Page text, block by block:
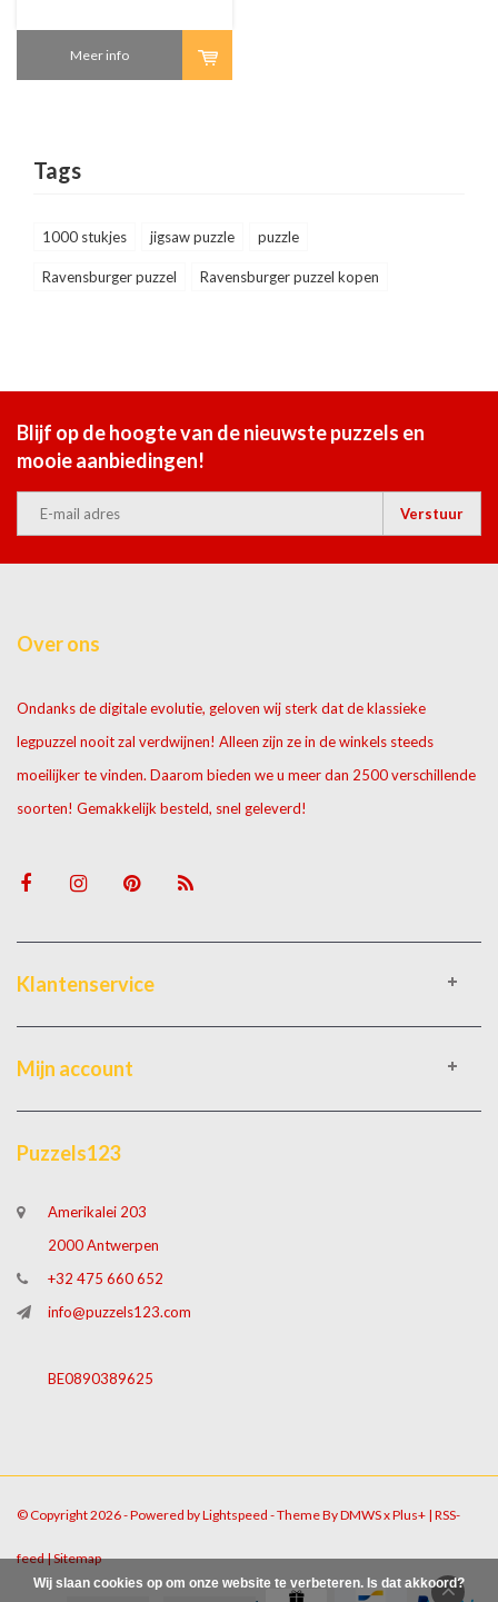
Meer info
Tags
1000 stukjes jigsaw puzzle puzzle
Ravensburger puzzel Ravensburger puzzel kopen
Blijf op de hoogte van de nieuwste puzzels en
mooie aanbiedingen!
Verstuur
Over ons
Ondanks de digitale evolutie, geloven wij sterk dat de klassieke
legpuzzel nooit zal verdwijnen! Alleen zijn ze in de winkels steeds
moeilijker te vinden. Daarom bieden we u meer dan 2500 verschillende
soorten! Gemakkelijk besteld, snel geleverd!
Klantenservice
Mijn account
Puzzels123
Amerikalei 203
2000 Antwerpen
+32 475 660 652
info@puzzels123.com
BE0890389625
© Copyright 2026 - Powered byLightspeed - Theme ByDMWSxPlus+ | RSS-
feed|Sitemap
Wij slaan cookies op om onze website te verbeteren. Is dat akkoord?